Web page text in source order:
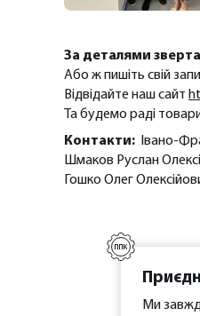
За деталями
Або ж пишіть свій
Відвідайте наш сайт
Та будемо раді
Контакти: Івано-
Шмаков Руслан
Гошко Олег
Ми